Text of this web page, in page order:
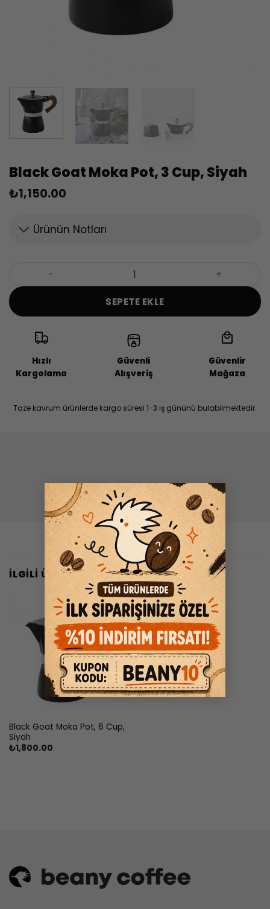
×
Black Goat Moka Pot, 3 Cup, Siyah
₺1,150.00
Ürünün Notları
Black Goat Moka Pot, 3 Cup, Siyah adet
SEPETE EKLE
Hızlı
Kargolama
Güvenli
Alışveriş
Güvenlir
Mağaza
Taze kavrum ürünlerde kargo süresi 1-3 iş gününü bulabilmektedir.
İLGILI ÜRÜNLER
Black Goat Moka Pot, 6 Cup,
Siyah
₺1,800.00